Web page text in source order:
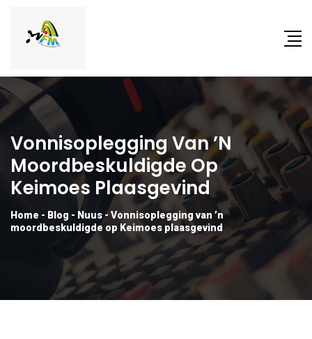
Vonnisoplegging Van ’n
Moordbeskuldigde Op
Keimoes Plaasgevind
Home - Blog - Nuus- Vonnisoplegging van ’n
moordbeskuldigde op Keimoes plaasgevind